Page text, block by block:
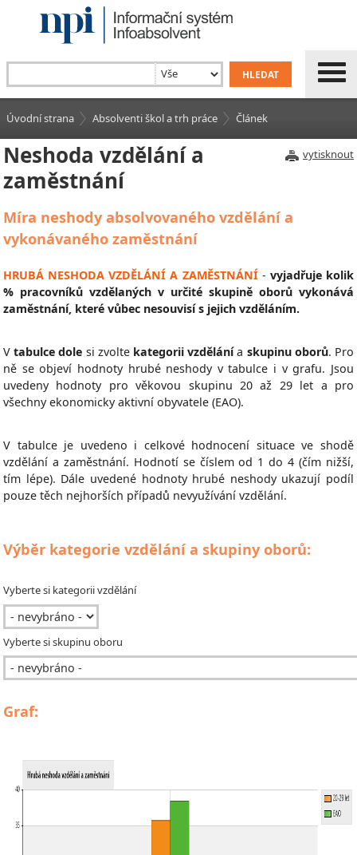
Úvodní strana Absolventi škol a trh práce Článek
vytisknout
Neshoda vzdělání a
zaměstnání
Míra neshody absolvovaného vzdělání a
vykonávaného zaměstnání
HRUBÁ NESHODA VZDĚLÁNÍ A ZAMĚSTNÁNÍ- vyjadřuje kolik
% pracovníků vzdělaných v určité skupině oborů vykonává
zaměstnání, které vůbec nesouvisí s jejich vzděláním.
V tabulce dole si zvolte kategorii vzdělánía skupinu oborů. Pro
ně se objeví hodnoty hrubé neshody v tabulce i v grafu. Jsou
uvedeny hodnoty pro věkovou skupinu 20 až 29 let a pro
všechny ekonomicky aktivní obyvatele (EAO).
V tabulce je uvedeno i celkové hodnocení situace ve shodě
vzdělání a zaměstnání. Hodnotí se číslem od 1 do 4 (čím nižší,
tím lépe). Dále uvedené hodnoty hrubé neshody ukazují podíl
pouze těch nejhorších případů nevyužívání vzdělání.
Výběr kategorie vzdělání a skupiny oborů:
Vyberte si kategorii vzdělání
Vyberte si skupinu oboru
Graf: